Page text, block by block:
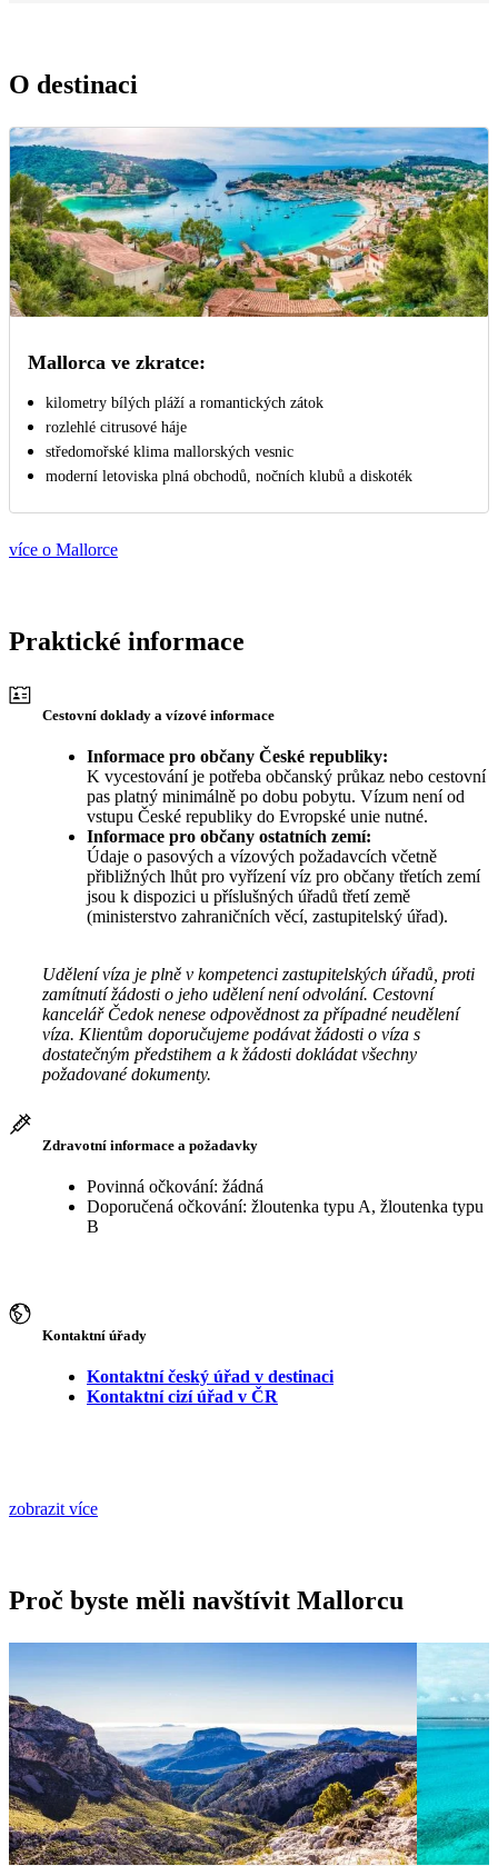
O destinaci
Mallorca ve zkratce:
kilometry bílých pláží a romantických zátok
rozlehlé citrusové háje
středomořské klima mallorských vesnic
moderní letoviska plná obchodů, nočních klubů a diskoték
více o Mallorce
Praktické informace
Cestovní doklady a vízové informace
Informace pro občany České republiky:
K vycestování je potřeba občanský průkaz nebo cestovní
pas platný minimálně po dobu pobytu. Vízum není od
vstupu České republiky do Evropské unie nutné.
Informace pro občany ostatních zemí:
Údaje o pasových a vízových požadavcích včetně
přibližných lhůt pro vyřízení víz pro občany třetích zemí
jsou k dispozici u příslušných úřadů třetí země
(ministerstvo zahraničních věcí, zastupitelský úřad).
Udělení víza je plně v kompetenci zastupitelských úřadů, proti
zamítnutí žádosti o jeho udělení není odvolání. Cestovní
kancelář Čedok nenese odpovědnost za případné neudělení
víza. Klientům doporučujeme podávat žádosti o víza s
dostatečným předstihem a k žádosti dokládat všechny
požadované dokumenty.
Zdravotní informace a požadavky
Povinná očkování: žádná
Doporučená očkování: žloutenka typu A, žloutenka typu
B
Kontaktní úřady
Kontaktní český úřad v destinaci
Kontaktní cizí úřad v ČR
zobrazit více
Proč byste měli navštívit Mallorcu